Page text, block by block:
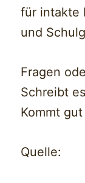
für intakte
und
Fragen
Schreibt
Kommt
Quelle: